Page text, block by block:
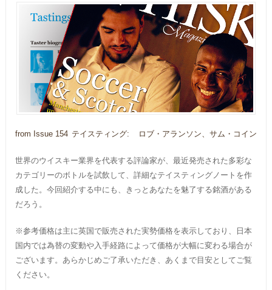
from Issue 154 テイスティング: ロブ・アランソン、サム・コイン
世界のウイスキー業界を代表する評論家が、最近発売された多彩な
カテゴリーのボトルを試飲して、詳細なテイスティングノートを作
成した。今回紹介する中にも、きっとあなたを魅了する銘酒がある
だろう。
※参考価格は主に英国で販売された実勢価格を表示しており、日本
国内では為替の変動や入手経路によって価格が大幅に変わる場合が
ございます。あらかじめご了承いただき、あくまで目安としてご覧
ください。